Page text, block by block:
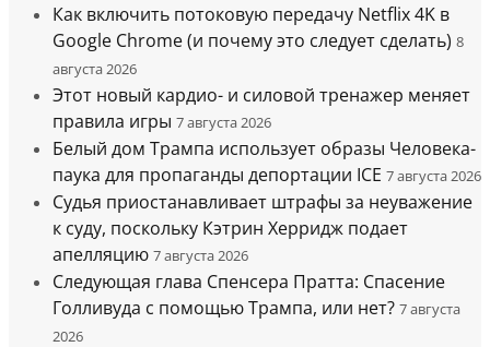
Как включить потоковую передачу Netflix 4K в
Google Chrome (и почему это следует сделать) 8
августа 2026
Этот новый кардио- и силовой тренажер меняет
правила игры 7 августа 2026
Белый дом Трампа использует образы Человека-
паука для пропаганды депортации ICE 7 августа 2026
Судья приостанавливает штрафы за неуважение
к суду, поскольку Кэтрин Херридж подает
апелляцию 7 августа 2026
Следующая глава Спенсера Пратта: Спасение
Голливуда с помощью Трампа, или нет? 7 августа
2026